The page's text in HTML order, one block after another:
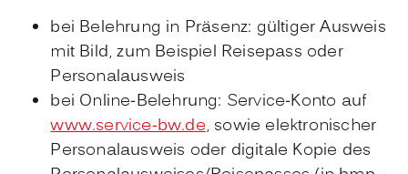
bei Belehrung in Präsenz: gültiger Ausweis
mit Bild, zum Beispiel Reisepass oder
Personalausweis
bei Online-Belehrung: Service-Konto auf
www.service-bw.de, sowie elektronischer
Personalausweis oder digitale Kopie des